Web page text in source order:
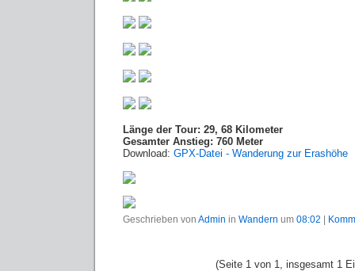
Länge der Tour: 29, 68 Kilometer
Gesamter Anstieg: 760 Meter
Download: GPX-Datei - Wanderung zur Erashöhe
Geschrieben von Admin in Wandern um 08:02
(Seite 1 von 1, insgesamt 1